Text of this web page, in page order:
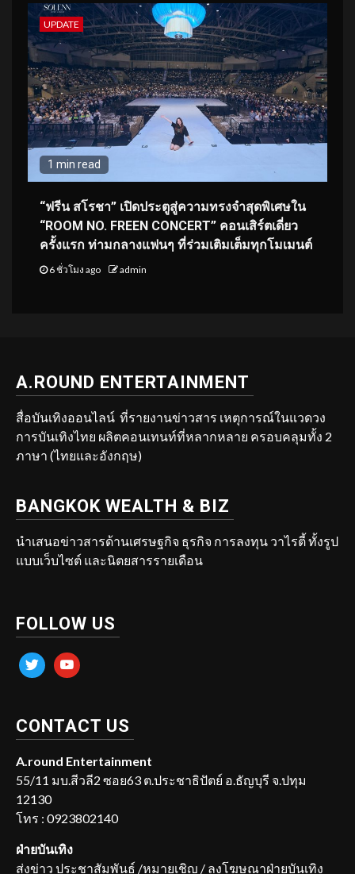
UPDATE
1 min read
“ฟรีน สโรชา” เปิดประตูสู่ความทรงจำสุดพิเศษใน
“ROOM NO. FREEN CONCERT” คอนเสิร์ตเดี่ยว
ครั้งแรก ท่ามกลางแฟนๆ ที่ร่วมเติมเต็มทุกโมเมนต์
6 ชั่วโมง ago admin
A.ROUND ENTERTAINMENT
สื่อบันเทิงออนไลน์ ที่รายงานข่าวสาร เหตุการณ์ในแวดวง
การบันเทิงไทย ผลิตคอนเทนท์ที่หลากหลาย ครอบคลุมทั้ง 2
ภาษา (ไทยและอังกฤษ)
BANGKOK WEALTH & BIZ
นำเสนอข่าวสารด้านเศรษฐกิจ ธุรกิจ การลงทุน วาไรตี้ ทั้งรูป
แบบเว็บไซต์ และนิตยสารรายเดือน
FOLLOW US
twitter youtube
CONTACT US
A.round Entertainment
55/11 มบ.สีวลี2 ซอย63 ต.ประชาธิปัตย์ อ.ธัญบุรี จ.ปทุม
12130
โทร : 0923802140
ฝ่ายบันเทิง
ส่งข่าว ประชาสัมพันธ์ /หมายเชิญ / ลงโฆษณาฝ่ายบันเทิง